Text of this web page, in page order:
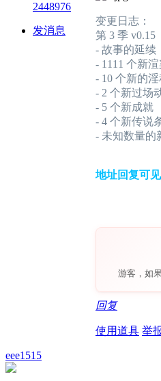
2448976
发消息
变更日志：
第 3 季 v0.15
- 故事的延续
- 1111 个新渲
- 10 个新的
- 2 个新过场
- 5 个新成就
- 4 个新传说
- 未知数量的
地址回复可
游客，如
回复
使用道具 举
eee1515